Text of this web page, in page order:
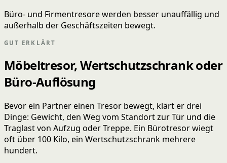
Büro- und Firmentresore werden besser unauffällig und
außerhalb der Geschäftszeiten bewegt.
GUT ERKLÄRT
Möbeltresor, Wertschutzschrank oder
Büro-Auflösung
Bevor ein Partner einen Tresor bewegt, klärt er drei
Dinge: Gewicht, den Weg vom Standort zur Tür und die
Traglast von Aufzug oder Treppe. Ein Bürotresor wiegt
oft über 100 Kilo, ein Wertschutzschrank mehrere
hundert.